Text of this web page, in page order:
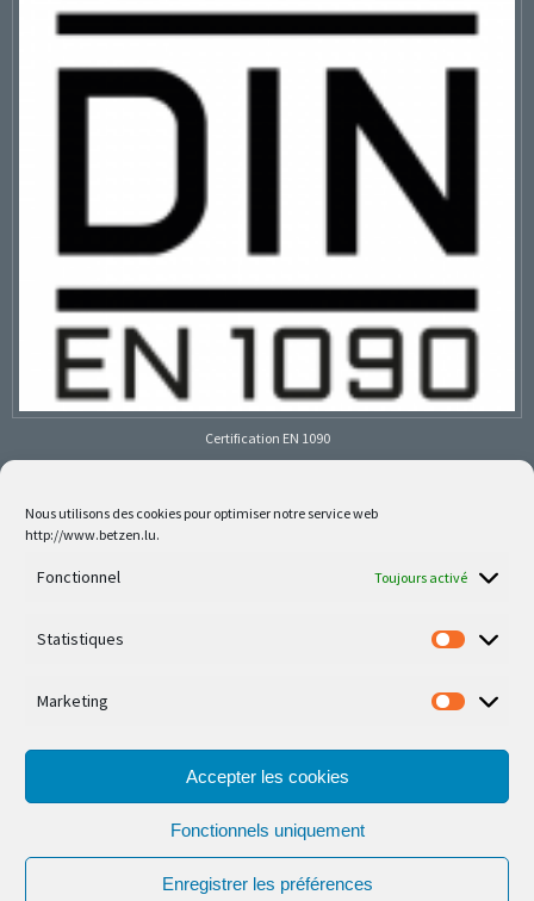
Nous utilisons des cookies pour optimiser notre service web
http://www.betzen.lu.
Fonctionnel Toujours activé
Statistiques
Marketing
Accepter les cookies
Fonctionnels uniquement
Enregistrer les préférences
Certification EN 1090
Follow us on social media